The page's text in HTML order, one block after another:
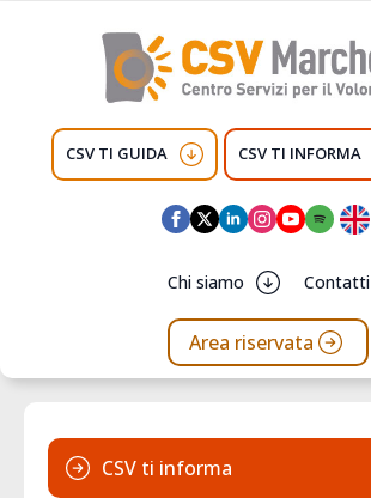
CSV TI GUIDA CSV TI INFORMA
Chi siamo Contatti
Area riservata
CSV ti informa